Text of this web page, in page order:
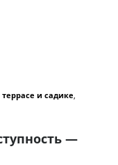
и садике
—